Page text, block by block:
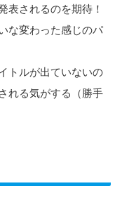
表されるのを期待！
な変わった感じのパ
トルが出ていないの
れる気がする（勝手